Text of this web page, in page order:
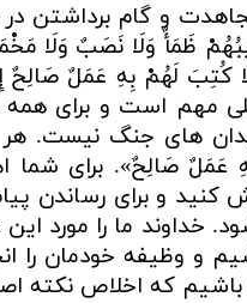
و گام برداشتن
ظَمَأٌ وَلَا نَصَبٌ وَلَا
كُتِبَ لَهُمْ بِهِ عَمَلٌ
مهم است و برای
های جنگ نیست.
صَالِحٌ». برای
کنید و برای رساندن
خداوند ما را مورد
و وظیفه خودمان را
که اخلاص نکته